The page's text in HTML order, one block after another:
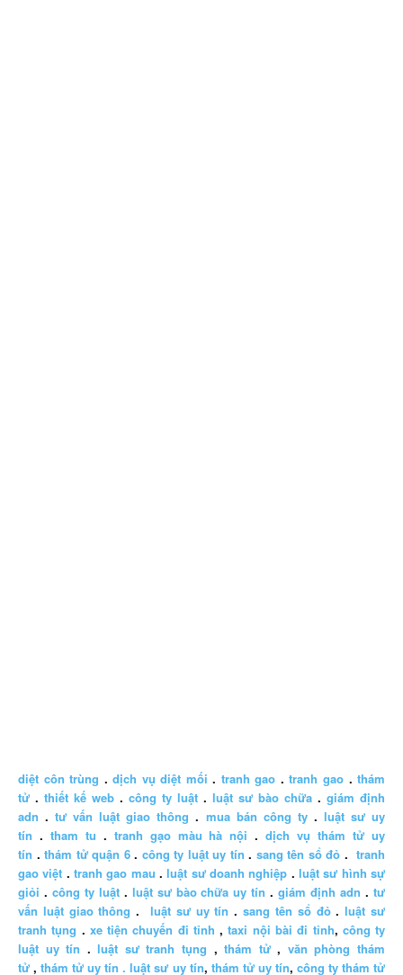
diệt côn trùng .dịch vụ diệt mối . tranh gao .tranh gao .thám
tử . thiết kế web . công ty luật . luật sư bào chữa . giám định
adn .tư vấn luật giao thông . mua bán công ty. luật sư uy
tín . tham tu . tranh gạo màu hà nội .dịch vụ thám tử uy
tín .thám tử quận 6. công ty luật uy tín . sang tên sổ đỏ .tranh
gao việt .tranh gao mau .luật sư doanh nghiệp .luật sư hình sự
giỏi . công ty luật. luật sư bào chữa uy tín .giám định adn .tư
vấn luật giao thông . luật sư uy tín .sang tên sổ đỏ.luật sư
tranh tụng . xe tiện chuyến đi tỉnh ,taxi nội bài đi tỉnh, công ty
luật uy tín .luật sư tranh tụng ,thám tử, văn phòng thám
tử ,thám tử uy tín . luật sư uy tín, thám tử uy tín, công ty thám tử